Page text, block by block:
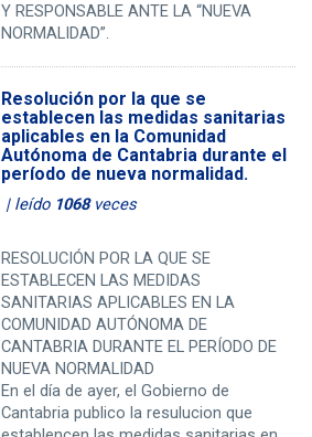
Y RESPONSABLE ANTE LA “NUEVA
NORMALIDAD”.
Resolución por la que se
establecen las medidas sanitarias
aplicables en la Comunidad
Autónoma de Cantabria durante el
período de nueva normalidad.
| leído 1068veces
RESOLUCIÓN POR LA QUE SE
ESTABLECEN LAS MEDIDAS
SANITARIAS APLICABLES EN LA
COMUNIDAD AUTÓNOMA DE
CANTABRIA DURANTE EL PERÍODO DE
NUEVA NORMALIDAD
En el día de ayer, el Gobierno de
Cantabria publico la resulucion que